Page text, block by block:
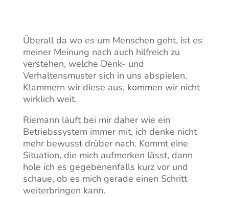
Überall da wo es um Menschen geht, ist es
meiner Meinung nach auch hilfreich zu
verstehen, welche Denk- und
Verhaltensmuster sich in uns abspielen.
Klammern wir diese aus, kommen wir nicht
wirklich weit.
Riemann läuft bei mir daher wie ein
Betriebssystem immer mit, ich denke nicht
mehr bewusst drüber nach. Kommt eine
Situation, die mich aufmerken lässt, dann
hole ich es gegebenenfalls kurz vor und
schaue, ob es mich gerade einen Schritt
weiterbringen kann.